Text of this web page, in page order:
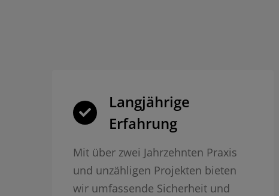
Langjährige
Erfahrung
Mit über zwei Jahrzehnten Praxis
und unzähligen Projekten bieten
wir umfassende Sicherheit und